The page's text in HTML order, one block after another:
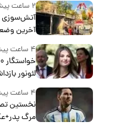
۲ ساعت پیش
آتش‌سوزی
آخرین
پس از حادثه
۴ ساعت پیش
لئونور
۴ ساعت پیش
نخستین
مرگ